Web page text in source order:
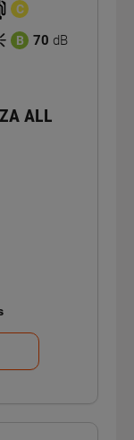
C
B 70 dB
ALL